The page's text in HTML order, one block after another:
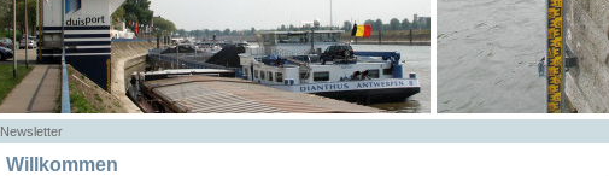
Newsletter
Willkommen